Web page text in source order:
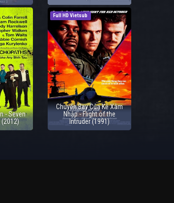
- Seven
Full HD Vietsub
Chuyến Bay Của Kẻ Xâm
Nhập - Flight of the
Intruder (1991)